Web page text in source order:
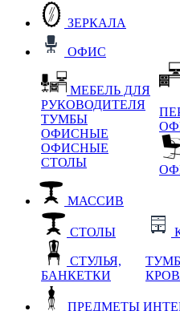
ЗЕРКАЛА
ОФИС
МЕБЕЛЬ ДЛЯ
РУКОВОДИТЕЛЯ
ТУМБЫ
ОФИСНЫЕ
ОФИСНЫЕ
СТОЛЫ
МАССИВ
СТОЛЫ
СТУЛЬЯ,
БАНКЕТКИ
ПРЕДМЕТЫ